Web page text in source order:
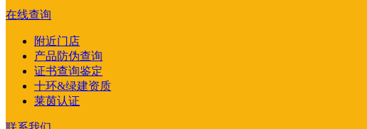
在线查询
附近门店
产品防伪查询
证书查询鉴定
十环&绿建资质
莱茵认证